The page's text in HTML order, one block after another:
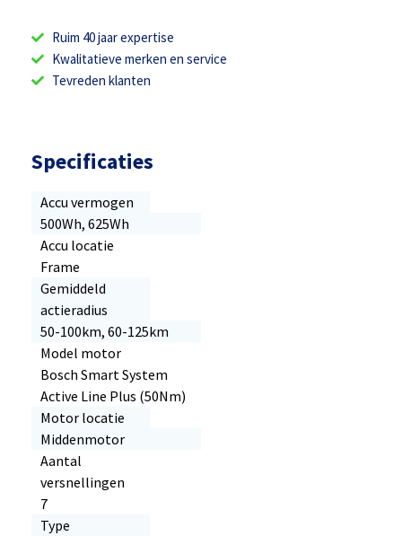
Ruim 40 jaar expertise
Kwalitatieve merken en service
Tevreden klanten
Specificaties
Accu vermogen
500Wh, 625Wh
Accu locatie
Frame
Gemiddeld
actieradius
50-100km, 60-125km
Model motor
Bosch Smart System
Active Line Plus (50Nm)
Motor locatie
Middenmotor
Aantal
versnellingen
7
Type